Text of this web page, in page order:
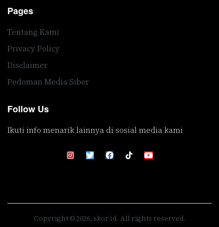
Pages
Tentang Kami
Privacy Policy
Disclaimer
Pedoman Media Siber
Follow Us
Ikuti info menarik lainnya di sosial media kami
Copyright © 2026, skor.id. All rights reserved.